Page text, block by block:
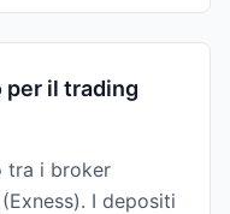
per il trading
tra i broker
I depositi